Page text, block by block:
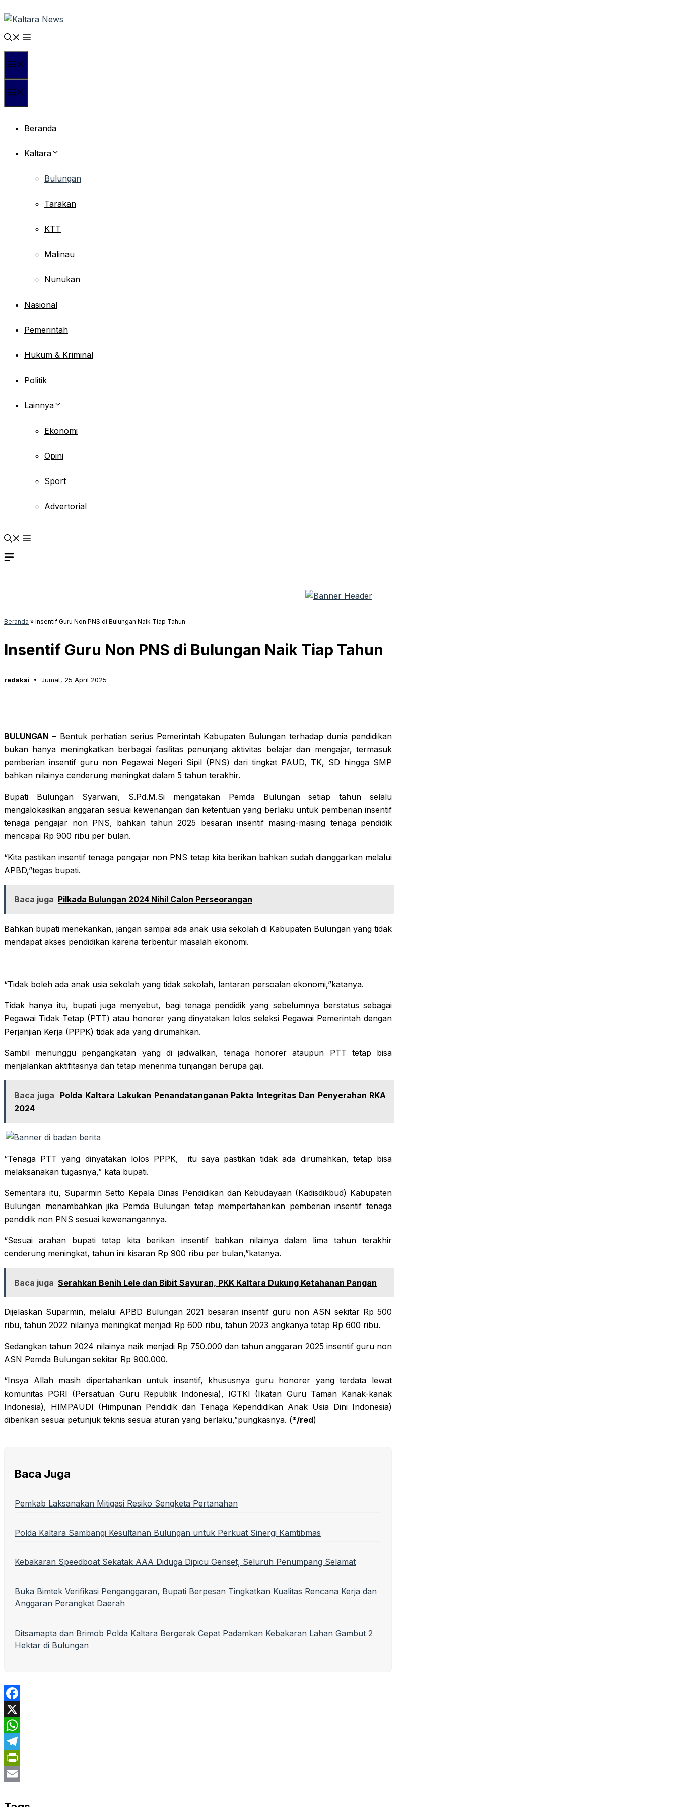
ke
isi
Beranda
Kaltara
Bulungan
Tarakan
KTT
Malinau
Nunukan
Nasional
Pemerintah
Hukum & Kriminal
Politik
Lainnya
Ekonomi
Opini
Sport
Advertorial
Beranda » Insentif Guru Non PNS di Bulungan Naik Tiap Tahun
Insentif Guru Non PNS di Bulungan Naik Tiap Tahun
redaksi Jumat, 25 April 2025
BULUNGAN – Bentuk perhatian serius Pemerintah Kabupaten Bulungan terhadap dunia pendidikan
bukan hanya meningkatkan berbagai fasilitas penunjang aktivitas belajar dan mengajar, termasuk
pemberian insentif guru non Pegawai Negeri Sipil (PNS) dari tingkat PAUD, TK, SD hingga SMP
bahkan nilainya cenderung meningkat dalam 5 tahun terakhir.
Bupati Bulungan Syarwani, S.Pd.M.Si mengatakan Pemda Bulungan setiap tahun selalu
mengalokasikan anggaran sesuai kewenangan dan ketentuan yang berlaku untuk pemberian insentif
tenaga pengajar non PNS, bahkan tahun 2025 besaran insentif masing-masing tenaga pendidik
mencapai Rp 900 ribu per bulan.
“Kita pastikan insentif tenaga pengajar non PNS tetap kita berikan bahkan sudah dianggarkan melalui
APBD,”tegas bupati.
Baca juga Pilkada Bulungan 2024 Nihil Calon Perseorangan
Bahkan bupati menekankan, jangan sampai ada anak usia sekolah di Kabupaten Bulungan yang tidak
mendapat akses pendidikan karena terbentur masalah ekonomi.
“Tidak boleh ada anak usia sekolah yang tidak sekolah, lantaran persoalan ekonomi,”katanya.
Tidak hanya itu, bupati juga menyebut, bagi tenaga pendidik yang sebelumnya berstatus sebagai
Pegawai Tidak Tetap (PTT) atau honorer yang dinyatakan lolos seleksi Pegawai Pemerintah dengan
Perjanjian Kerja (PPPK) tidak ada yang dirumahkan.
Sambil menunggu pengangkatan yang di jadwalkan, tenaga honorer ataupun PTT tetap bisa
menjalankan aktifitasnya dan tetap menerima tunjangan berupa gaji.
Baca juga
Polda Kaltara Lakukan Penandatanganan Pakta Integritas Dan Penyerahan RKA
2024
“Tenaga PTT yang dinyatakan lolos PPPK, itu saya pastikan tidak ada dirumahkan, tetap bisa
melaksanakan tugasnya,” kata bupati.
Sementara itu, Suparmin Setto Kepala Dinas Pendidikan dan Kebudayaan (Kadisdikbud) Kabupaten
Bulungan menambahkan jika Pemda Bulungan tetap mempertahankan pemberian insentif tenaga
pendidik non PNS sesuai kewenangannya.
“Sesuai arahan bupati tetap kita berikan insentif bahkan nilainya dalam lima tahun terakhir
cenderung meningkat, tahun ini kisaran Rp 900 ribu per bulan,”katanya.
Baca juga Serahkan Benih Lele dan Bibit Sayuran, PKK Kaltara Dukung Ketahanan Pangan
Dijelaskan Suparmin, melalui APBD Bulungan 2021 besaran insentif guru non ASN sekitar Rp 500
ribu, tahun 2022 nilainya meningkat menjadi Rp 600 ribu, tahun 2023 angkanya tetap Rp 600 ribu.
Sedangkan tahun 2024 nilainya naik menjadi Rp 750.000 dan tahun anggaran 2025 insentif guru non
ASN Pemda Bulungan sekitar Rp 900.000.
“Insya Allah masih dipertahankan untuk insentif, khususnya guru honorer yang terdata lewat
komunitas PGRI (Persatuan Guru Republik Indonesia), IGTKI (Ikatan Guru Taman Kanak-kanak
Indonesia), HIMPAUDI (Himpunan Pendidik dan Tenaga Kependidikan Anak Usia Dini Indonesia)
diberikan sesuai petunjuk teknis sesuai aturan yang berlaku,”pungkasnya. (*/red)
Baca Juga
Pemkab Laksanakan Mitigasi Resiko Sengketa Pertanahan
Polda Kaltara Sambangi Kesultanan Bulungan untuk Perkuat Sinergi Kamtibmas
Kebakaran Speedboat Sekatak AAA Diduga Dipicu Genset, Seluruh Penumpang Selamat
Buka Bimtek Verifikasi Penganggaran, Bupati Berpesan Tingkatkan Kualitas Rencana Kerja dan
Anggaran Perangkat Daerah
Ditsamapta dan Brimob Polda Kaltara Bergerak Cepat Padamkan Kebakaran Lahan Gambut 2
Hektar di Bulungan
Facebook
X
WhatsApp
Telegram
PrintFriendly